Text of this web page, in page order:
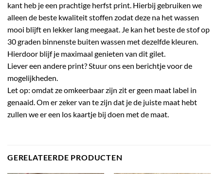
kant heb je een prachtige herfst print. Hierbij gebruiken we
alleen de beste kwaliteit stoffen zodat deze na het wassen
mooi blijft en lekker lang meegaat. Je kan het beste de stof op
30 graden binnenste buiten wassen met dezelfde kleuren.
Hierdoor blijf je maximaal genieten van dit gilet.
Liever een andere print? Stuur ons een berichtje voor de
mogelijkheden.
Let op: omdat ze omkeerbaar zijn zit er geen maat label in
genaaid. Om er zeker van te zijn dat je de juiste maat hebt
zullen we er een los kaartje bij doen met de maat.
GERELATEERDE PRODUCTEN